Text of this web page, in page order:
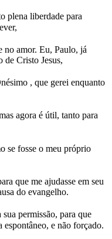
plena liberdade para
no amor. Eu, Paulo, já
de Cristo Jesus,
, que gerei enquanto
agora é útil, tanto para
se fosse o meu próprio
que me ajudasse em seu
do evangelho.
permissão, para que
e não forçado.